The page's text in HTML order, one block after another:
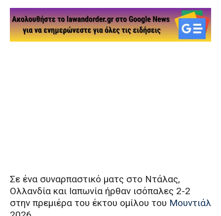
Σε ένα συναρπαστικό ματς στο Ντάλας,
Ολλανδία και Ιαπωνία ήρθαν ισόπαλες 2-2
στην πρεμιέρα του έκτου ομίλου του Μουντιάλ